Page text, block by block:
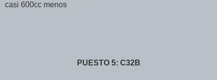
casi 600cc menos
PUESTO 5: C32B